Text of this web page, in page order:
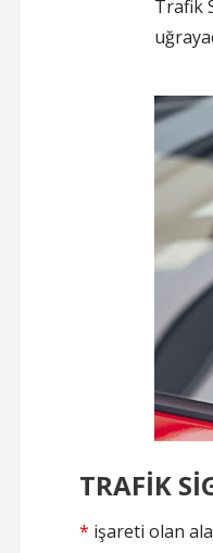
Trafik
TRAFİK
* işareti olan